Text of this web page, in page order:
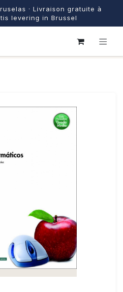
· Livraison gratuite à
levering in Brussel